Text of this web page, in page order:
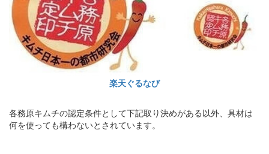
楽天ぐるなび
各務原キムチの認定条件として下記取り決めがある以外、具材は
何を使っても構わないとされています。